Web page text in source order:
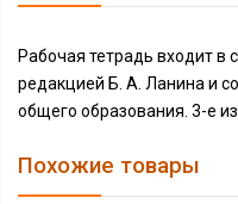
Рабочая тетрадь входит в
редакцией Б. А. Ланина и
общего образования. 3-е
Похожие товары